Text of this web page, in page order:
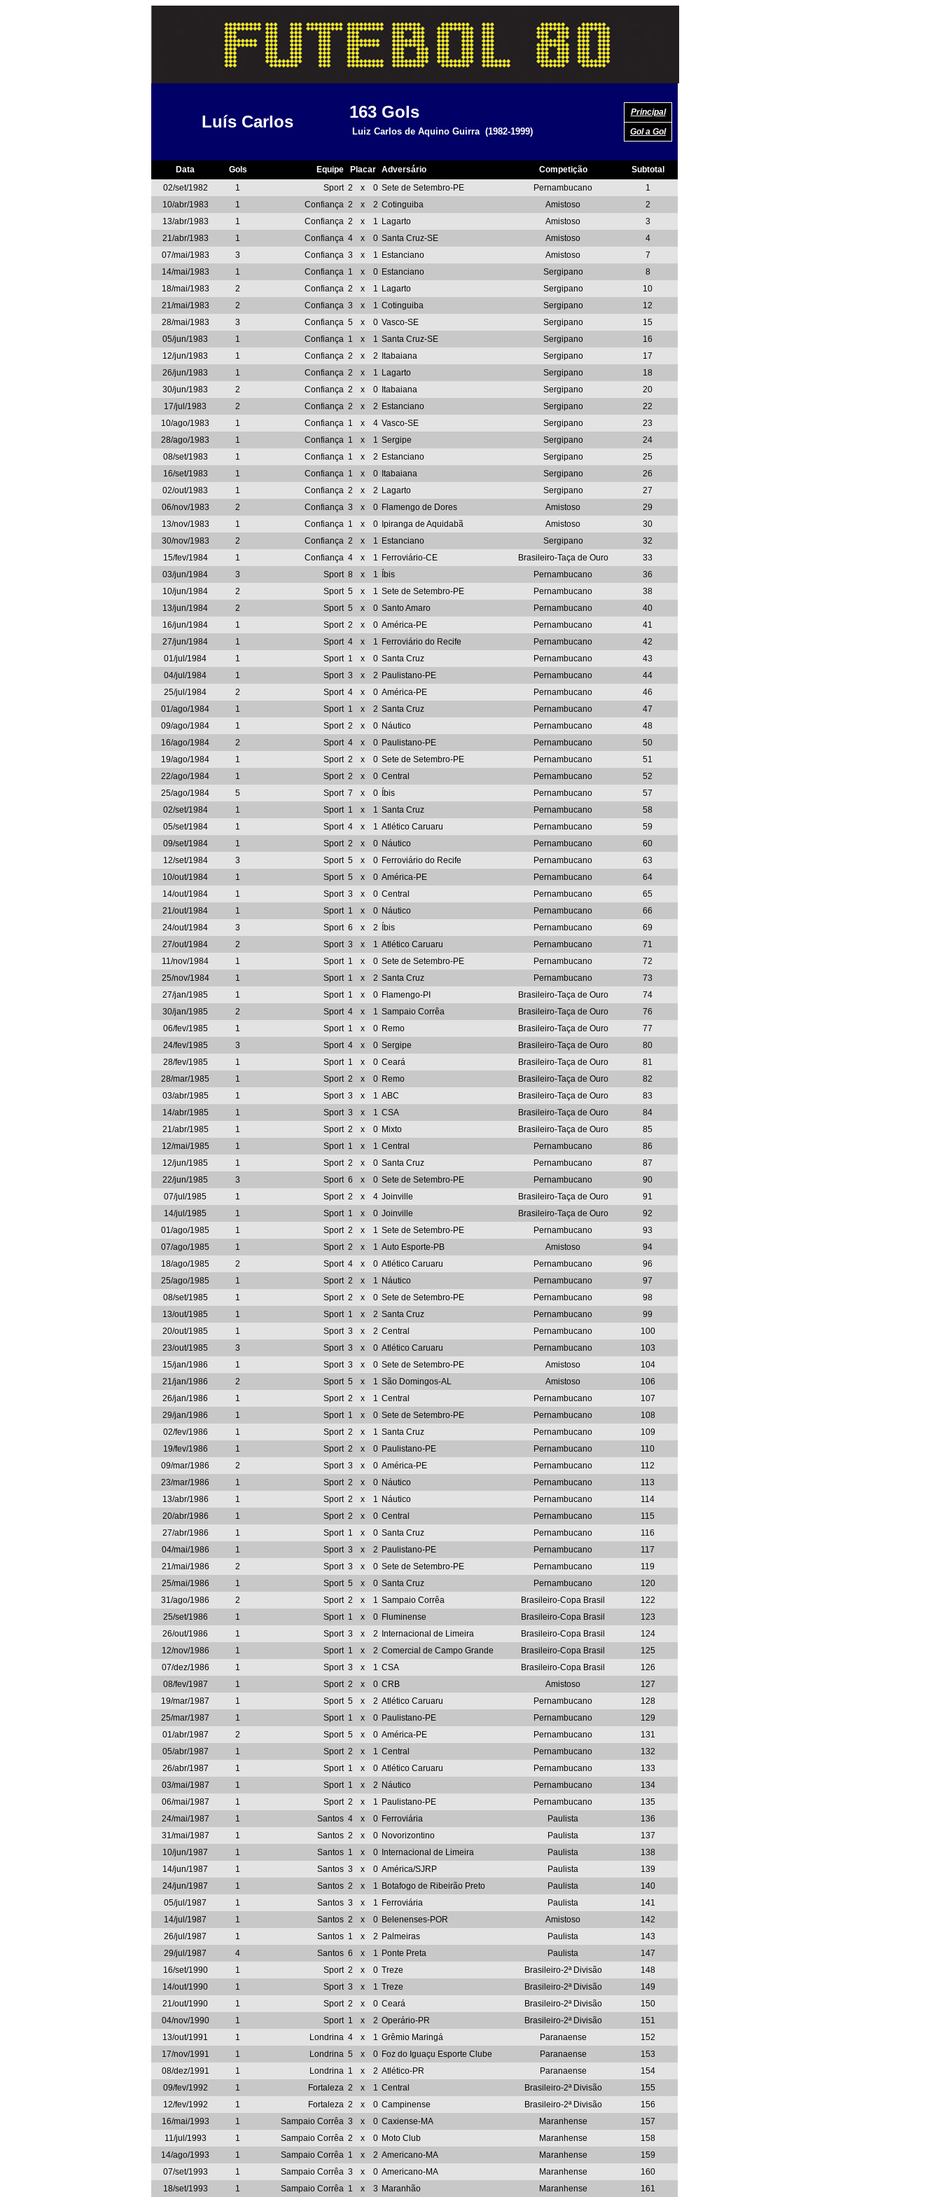
Luís Carlos
163 Gols Principal
Luiz Carlos de Aquino Guirra (1982-1999) Gol a Gol
Data Gols Equipe Placar Adversário Competição
Subtotal
02/set/1982
1 Sport 2 x 0 Sete de Setembro-PE Pernambucano
1
10/abr/1983
1 Confiança 2 x 2 Cotinguiba Amistoso
2
13/abr/1983
1 Confiança 2 x 1 Lagarto Amistoso
3
21/abr/1983
1 Confiança 4 x 0 Santa Cruz-SE Amistoso
4
07/mai/1983
3 Confiança 3 x 1 Estanciano Amistoso
7
14/mai/1983
1 Confiança 1 x 0 Estanciano Sergipano
8
18/mai/1983
2 Confiança 2 x 1 Lagarto Sergipano
10
21/mai/1983
2 Confiança 3 x 1 Cotinguiba Sergipano
12
28/mai/1983
3 Confiança 5 x 0 Vasco-SE Sergipano
15
05/jun/1983
1 Confiança 1 x 1 Santa Cruz-SE Sergipano
16
12/jun/1983
1 Confiança 2 x 2 Itabaiana Sergipano
17
26/jun/1983
1 Confiança 2 x 1 Lagarto Sergipano
18
30/jun/1983
2 Confiança 2 x 0 Itabaiana Sergipano
20
17/jul/1983
2 Confiança 2 x 2 Estanciano Sergipano
22
10/ago/1983
1 Confiança 1 x 4 Vasco-SE Sergipano
23
28/ago/1983
1 Confiança 1 x 1 Sergipe Sergipano
24
08/set/1983
1 Confiança 1 x 2 Estanciano Sergipano
25
16/set/1983
1 Confiança 1 x 0 Itabaiana Sergipano
26
02/out/1983
1 Confiança 2 x 2 Lagarto Sergipano
27
06/nov/1983
2 Confiança 3 x 0 Flamengo de Dores Amistoso
29
13/nov/1983
1 Confiança 1 x 0 Ipiranga de Aquidabã Amistoso
30
30/nov/1983
2 Confiança 2 x 1 Estanciano Sergipano
32
15/fev/1984
1 Confiança 4 x 1 Ferroviário-CE Brasileiro-Taça de Ouro
33
03/jun/1984
3 Sport 8 x 1 Íbis Pernambucano
36
10/jun/1984
2 Sport 5 x 1 Sete de Setembro-PE Pernambucano
38
13/jun/1984
2 Sport 5 x 0 Santo Amaro Pernambucano
40
16/jun/1984
1 Sport 2 x 0 América-PE Pernambucano
41
27/jun/1984
1 Sport 4 x 1 Ferroviário do Recife Pernambucano
42
01/jul/1984
1 Sport 1 x 0 Santa Cruz Pernambucano
43
04/jul/1984
1 Sport 3 x 2 Paulistano-PE Pernambucano
44
25/jul/1984
2 Sport 4 x 0 América-PE Pernambucano
46
01/ago/1984
1 Sport 1 x 2 Santa Cruz Pernambucano
47
09/ago/1984
1 Sport 2 x 0 Náutico Pernambucano
48
16/ago/1984
2 Sport 4 x 0 Paulistano-PE Pernambucano
50
19/ago/1984
1 Sport 2 x 0 Sete de Setembro-PE Pernambucano
51
22/ago/1984
1 Sport 2 x 0 Central Pernambucano
52
25/ago/1984
5 Sport 7 x 0 Íbis Pernambucano
57
02/set/1984
1 Sport 1 x 1 Santa Cruz Pernambucano
58
05/set/1984
1 Sport 4 x 1 Atlético Caruaru Pernambucano
59
09/set/1984
1 Sport 2 x 0 Náutico Pernambucano
60
12/set/1984
3 Sport 5 x 0 Ferroviário do Recife Pernambucano
63
10/out/1984
1 Sport 5 x 0 América-PE Pernambucano
64
14/out/1984
1 Sport 3 x 0 Central Pernambucano
65
21/out/1984
1 Sport 1 x 0 Náutico Pernambucano
66
24/out/1984
3 Sport 6 x 2 Íbis Pernambucano
69
27/out/1984
2 Sport 3 x 1 Atlético Caruaru Pernambucano
71
11/nov/1984
1 Sport 1 x 0 Sete de Setembro-PE Pernambucano
72
25/nov/1984
1 Sport 1 x 2 Santa Cruz Pernambucano
73
27/jan/1985
1 Sport 1 x 0 Flamengo-PI Brasileiro-Taça de Ouro
74
30/jan/1985
2 Sport 4 x 1 Sampaio Corrêa Brasileiro-Taça de Ouro
76
06/fev/1985
1 Sport 1 x 0 Remo Brasileiro-Taça de Ouro
77
24/fev/1985
3 Sport 4 x 0 Sergipe Brasileiro-Taça de Ouro
80
28/fev/1985
1 Sport 1 x 0 Ceará Brasileiro-Taça de Ouro
81
28/mar/1985
1 Sport 2 x 0 Remo Brasileiro-Taça de Ouro
82
03/abr/1985
1 Sport 3 x 1 ABC Brasileiro-Taça de Ouro
83
14/abr/1985
1 Sport 3 x 1 CSA Brasileiro-Taça de Ouro
84
21/abr/1985
1 Sport 2 x 0 Mixto Brasileiro-Taça de Ouro
85
12/mai/1985
1 Sport 1 x 1 Central Pernambucano
86
12/jun/1985
1 Sport 2 x 0 Santa Cruz Pernambucano
87
22/jun/1985
3 Sport 6 x 0 Sete de Setembro-PE Pernambucano
90
07/jul/1985
1 Sport 2 x 4 Joinville Brasileiro-Taça de Ouro
91
14/jul/1985
1 Sport 1 x 0 Joinville Brasileiro-Taça de Ouro
92
01/ago/1985
1 Sport 2 x 1 Sete de Setembro-PE Pernambucano
93
07/ago/1985
1 Sport 2 x 1 Auto Esporte-PB Amistoso
94
18/ago/1985
2 Sport 4 x 0 Atlético Caruaru Pernambucano
96
25/ago/1985
1 Sport 2 x 1 Náutico Pernambucano
97
08/set/1985
1 Sport 2 x 0 Sete de Setembro-PE Pernambucano
98
13/out/1985
1 Sport 1 x 2 Santa Cruz Pernambucano
99
20/out/1985
1 Sport 3 x 2 Central Pernambucano
100
23/out/1985
3 Sport 3 x 0 Atlético Caruaru Pernambucano
103
15/jan/1986
1 Sport 3 x 0 Sete de Setembro-PE Amistoso
104
21/jan/1986
2 Sport 5 x 1 São Domingos-AL Amistoso
106
26/jan/1986
1 Sport 2 x 1 Central Pernambucano
107
29/jan/1986
1 Sport 1 x 0 Sete de Setembro-PE Pernambucano
108
02/fev/1986
1 Sport 2 x 1 Santa Cruz Pernambucano
109
19/fev/1986
1 Sport 2 x 0 Paulistano-PE Pernambucano
110
09/mar/1986
2 Sport 3 x 0 América-PE Pernambucano
112
23/mar/1986
1 Sport 2 x 0 Náutico Pernambucano
113
13/abr/1986
1 Sport 2 x 1 Náutico Pernambucano
114
20/abr/1986
1 Sport 2 x 0 Central Pernambucano
115
27/abr/1986
1 Sport 1 x 0 Santa Cruz Pernambucano
116
04/mai/1986
1 Sport 3 x 2 Paulistano-PE Pernambucano
117
21/mai/1986
2 Sport 3 x 0 Sete de Setembro-PE Pernambucano
119
25/mai/1986
1 Sport 5 x 0 Santa Cruz Pernambucano
120
31/ago/1986
2 Sport 2 x 1 Sampaio Corrêa Brasileiro-Copa Brasil
122
25/set/1986
1 Sport 1 x 0 Fluminense Brasileiro-Copa Brasil
123
26/out/1986
1 Sport 3 x 2 Internacional de Limeira Brasileiro-Copa Brasil
124
12/nov/1986
1 Sport 1 x 2 Comercial de Campo Grande Brasileiro-Copa Brasil
125
07/dez/1986
1 Sport 3 x 1 CSA Brasileiro-Copa Brasil
126
08/fev/1987
1 Sport 2 x 0 CRB Amistoso
127
19/mar/1987
1 Sport 5 x 2 Atlético Caruaru Pernambucano
128
25/mar/1987
1 Sport 1 x 0 Paulistano-PE Pernambucano
129
01/abr/1987
2 Sport 5 x 0 América-PE Pernambucano
131
05/abr/1987
1 Sport 2 x 1 Central Pernambucano
132
26/abr/1987
1 Sport 1 x 0 Atlético Caruaru Pernambucano
133
03/mai/1987
1 Sport 1 x 2 Náutico Pernambucano
134
06/mai/1987
1 Sport 2 x 1 Paulistano-PE Pernambucano
135
24/mai/1987
1 Santos 4 x 0 Ferroviária Paulista
136
31/mai/1987
1 Santos 2 x 0 Novorizontino Paulista
137
10/jun/1987
1 Santos 1 x 0 Internacional de Limeira Paulista
138
14/jun/1987
1 Santos 3 x 0 América/SJRP Paulista
139
24/jun/1987
1 Santos 2 x 1 Botafogo de Ribeirão Preto Paulista
140
05/jul/1987
1 Santos 3 x 1 Ferroviária Paulista
141
14/jul/1987
1 Santos 2 x 0 Belenenses-POR Amistoso
142
26/jul/1987
1 Santos 1 x 2 Palmeiras Paulista
143
29/jul/1987
4 Santos 6 x 1 Ponte Preta Paulista
147
16/set/1990
1 Sport 2 x 0 Treze Brasileiro-2ª Divisão
148
14/out/1990
1 Sport 3 x 1 Treze Brasileiro-2ª Divisão
149
21/out/1990
1 Sport 2 x 0 Ceará Brasileiro-2ª Divisão
150
04/nov/1990
1 Sport 1 x 2 Operário-PR Brasileiro-2ª Divisão
151
13/out/1991
1 Londrina 4 x 1 Grêmio Maringá Paranaense
152
17/nov/1991
1 Londrina 5 x 0 Foz do Iguaçu Esporte Clube Paranaense
153
08/dez/1991
1 Londrina 1 x 2 Atlético-PR Paranaense
154
09/fev/1992
1 Fortaleza 2 x 1 Central Brasileiro-2ª Divisão
155
12/fev/1992
1 Fortaleza 2 x 0 Campinense Brasileiro-2ª Divisão
156
16/mai/1993
1 Sampaio Corrêa 3 x 0 Caxiense-MA Maranhense
157
11/jul/1993
1 Sampaio Corrêa 2 x 0 Moto Club Maranhense
158
14/ago/1993
1 Sampaio Corrêa 1 x 2 Americano-MA Maranhense
159
07/set/1993
1 Sampaio Corrêa 3 x 0 Americano-MA Maranhense
160
18/set/1993
1 Sampaio Corrêa 1 x 3 Maranhão Maranhense 161